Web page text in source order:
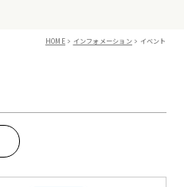
HOME インフォメーション イベント